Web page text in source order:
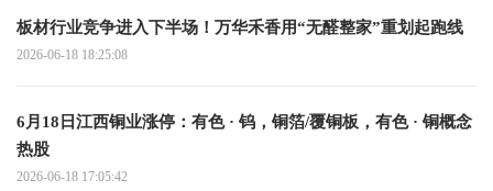
板材行业竞争进入下半场！万华禾香用“无醛整家”重划起跑线
2026-06-18 18:25:08
6月18日江西铜业涨停：有色 · 钨，铜箔/覆铜板，有色 · 铜概念
热股
2026-06-18 17:05:42